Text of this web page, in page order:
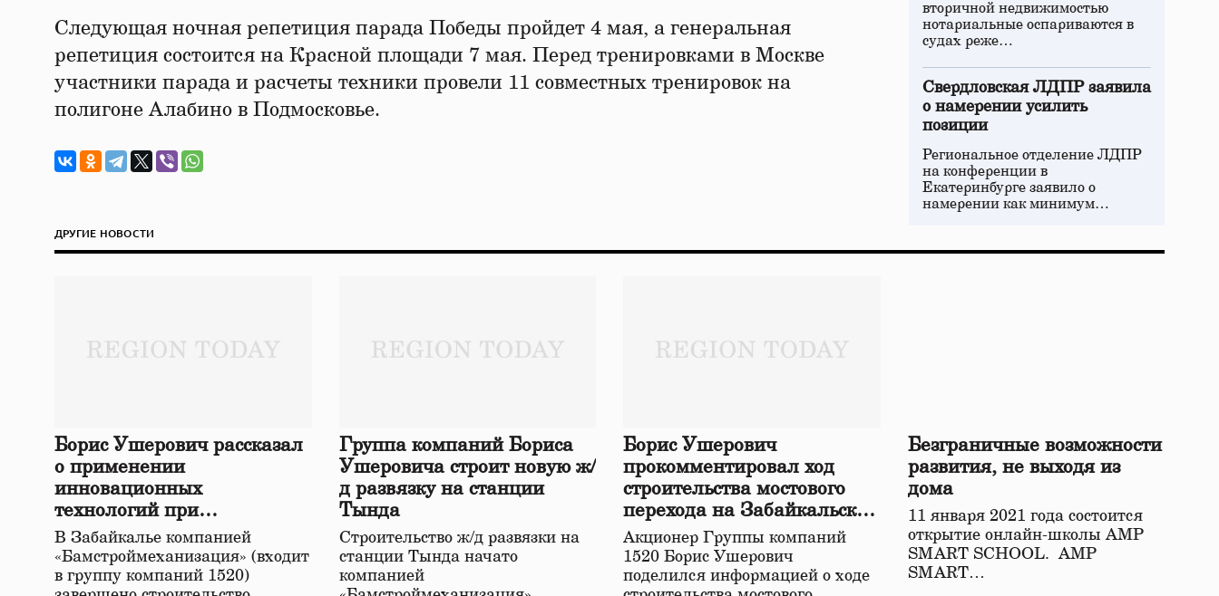
Следующая ночная репетиция парада Победы пройдет 4 мая, а генеральная
репетиция состоится на Красной площади 7 мая. Перед тренировками в Москве
участники парада и расчеты техники провели 11 совместных тренировок на
полигоне Алабино в Подмосковье.
вторичной недвижимостью
нотариальные оспариваются в
судах реже…
Свердловская ЛДПР заявила
о намерении усилить
позиции
Региональное отделение ЛДПР
на конференции в
Екатеринбурге заявило о
намерении как минимум…
ДРУГИЕ НОВОСТИ
Борис Ушерович рассказал
о применении
инновационных
технологий при
строительстве нового моста
в Забайкалье
В Забайкалье компанией
«Бамстроймеханизация» (входит
в группу компаний 1520)
Группа компаний Бориса
Ушеровича строит новую ж/
д развязку на станции
Тында
Строительство ж/д развязки на
станции Тында начато
компанией
Борис Ушерович
прокомментировал ход
строительства мостового
перехода на Забайкальской
железной дороге
Акционер Группы компаний
1520 Борис Ушерович
поделился информацией о ходе
Безграничные возможности
развития, не выходя из
дома
11 января 2021 года состоится
открытие онлайн-школы АМР
SMART SCHOOL. АМР
SMART…